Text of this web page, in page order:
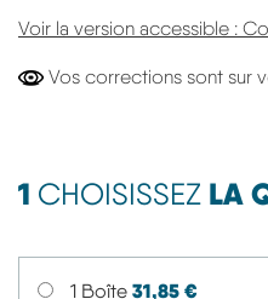
Voir la version accessible :
Vos corrections sont sur
1 CHOISISSEZ LA
1 Boîte 31,85 €